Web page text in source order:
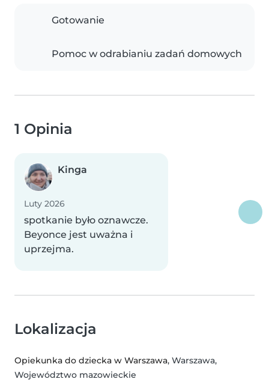
Gotowanie
Pomoc w odrabianiu zadań domowych
1 Opinia
Kinga
Luty 2026
spotkanie było oznawcze.
Beyonce jest uważna i
uprzejma.
Lokalizacja
Opiekunka do dziecka w Warszawa, Warszawa,
Województwo mazowieckie